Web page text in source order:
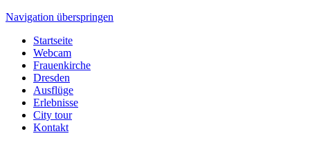
Navigation überspringen
Startseite
Webcam
Frauenkirche
Dresden
Ausflüge
Erlebnisse
City tour
Kontakt